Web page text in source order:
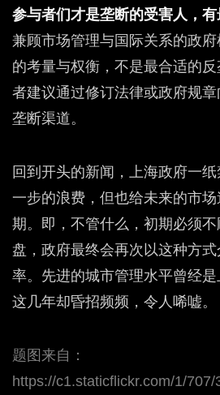
参与者们才是垄断的受害人，
兼顾市场管理与国际关系的政
的考量与权衡，不是最合适的
者建议通过修订法律或政府规
垄断渠道。
回到开头的新闻，上海政府一
一步的浪费，但也给未来的市
期。即，不管什么，初期必须
盘，政府最终会再次以这种方
率。先进的城市管理水平曾经是
这几年却昏招频频，令人唏嘘。
题图来自：
https://c1.staticflickr.com/1/